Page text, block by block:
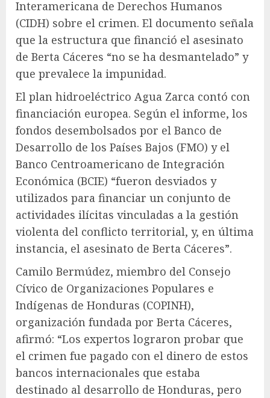
Interamericana de Derechos Humanos
(CIDH) sobre el crimen. El documento señala
que la estructura que financió el asesinato
de Berta Cáceres “no se ha desmantelado” y
que prevalece la impunidad.
El plan hidroeléctrico Agua Zarca contó con
financiación europea. Según el informe, los
fondos desembolsados por el Banco de
Desarrollo de los Países Bajos (FMO) y el
Banco Centroamericano de Integración
Económica (BCIE) “fueron desviados y
utilizados para financiar un conjunto de
actividades ilícitas vinculadas a la gestión
violenta del conflicto territorial, y, en última
instancia, el asesinato de Berta Cáceres”.
Camilo Bermúdez, miembro del Consejo
Cívico de Organizaciones Populares e
Indígenas de Honduras (COPINH),
organización fundada por Berta Cáceres,
afirmó: “Los expertos lograron probar que
el crimen fue pagado con el dinero de estos
bancos internacionales que estaba
destinado al desarrollo de Honduras, pero